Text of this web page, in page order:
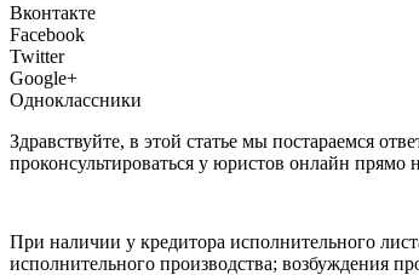
Вконтакте
Facebook
Twitter
Google+
Одноклассники
Здравствуйте, в этой статье мы постараемся
проконсультироваться у юристов онлайн прямо
При наличии у кредитора исполнительного
исполнительного производства; возбуждения